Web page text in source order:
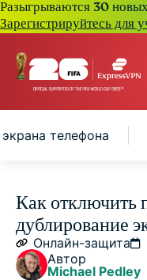
Разыгрываются 30
Зарегистрируйтесь для
телефона
Может ли кто-то
без вашего
Как узнать, что
Как отключить
дублирование
Онлайн-защита
Автор
Michael Pedley